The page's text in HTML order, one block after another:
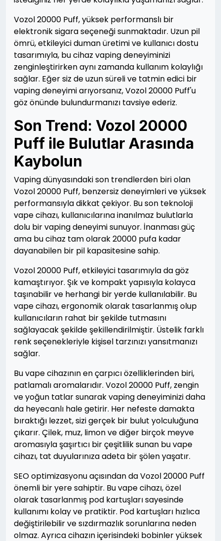
Vozol 20000 Puff, yüksek performanslı bir
elektronik sigara seçeneği sunmaktadır. Uzun pil
ömrü, etkileyici duman üretimi ve kullanıcı dostu
tasarımıyla, bu cihaz vaping deneyiminizi
zenginleştirirken aynı zamanda kullanım kolaylığı
sağlar. Eğer siz de uzun süreli ve tatmin edici bir
vaping deneyimi arıyorsanız, Vozol 20000 Puff'u
göz önünde bulundurmanızı tavsiye ederiz.
Son Trend: Vozol 20000
Puff ile Bulutlar Arasında
Kaybolun
Vaping dünyasındaki son trendlerden biri olan
Vozol 20000 Puff, benzersiz deneyimleri ve yüksek
performansıyla dikkat çekiyor. Bu son teknoloji
vape cihazı, kullanıcılarına inanılmaz bulutlarla
dolu bir vaping deneyimi sunuyor. İnanması güç
ama bu cihaz tam olarak 20000 pufa kadar
dayanabilen bir pil kapasitesine sahip.
Vozol 20000 Puff, etkileyici tasarımıyla da göz
kamaştırıyor. Şık ve kompakt yapısıyla kolayca
taşınabilir ve herhangi bir yerde kullanılabilir. Bu
vape cihazı, ergonomik olarak tasarlanmış olup
kullanıcıların rahat bir şekilde tutmasını
sağlayacak şekilde şekillendirilmiştir. Üstelik farklı
renk seçenekleriyle kişisel tarzınızı yansıtmanızı
sağlar.
Bu vape cihazının en çarpıcı özelliklerinden biri,
patlamalı aromalarıdır. Vozol 20000 Puff, zengin
ve yoğun tatlar sunarak vaping deneyiminizi daha
da heyecanlı hale getirir. Her nefeste damakta
bıraktığı lezzet, sizi gerçek bir bulut yolculuğuna
çıkarır. Çilek, muz, limon ve diğer birçok meyve
aromasıyla şaşırtıcı bir çeşitlilik sunan bu vape
cihazı, tat duyularınıza adeta bir şölen yaşatır.
SEO optimizasyonu açısından da Vozol 20000 Puff
önemli bir yere sahiptir. Bu vape cihazı, özel
olarak tasarlanmış pod kartuşları sayesinde
kullanımı kolay ve pratiktir. Pod kartuşları hızlıca
değiştirilebilir ve sızdırmazlık sorunlarına neden
olmaz. Ayrıca cihazın içerisindeki bobinler yüksek